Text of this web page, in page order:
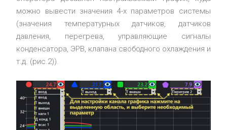
можно вывести значения 4-х параметров системы
(значения температурных датчиков, датчиков
давления, перегрева, управляющие сигналы
конденсатора, ЭРВ, клапана свободного охлаждения и
т.д. (рис.2)).